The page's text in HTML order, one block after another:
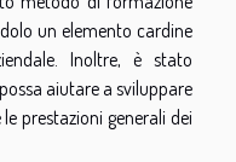
un elemento cardine
Inoltre, è stato
aiutare a sviluppare
prestazioni generali dei